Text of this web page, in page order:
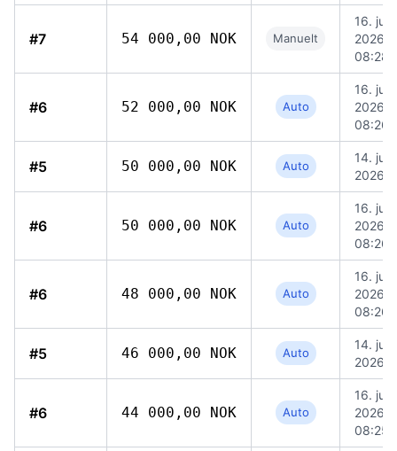
#7 54 000,00 NOK Manuelt
16. juni
2026,
08:28
#6 52 000,00 NOK Auto
16. juni
2026,
08:26
#5 50 000,00 NOK Auto
14. juni
2026,
#6 50 000,00 NOK Auto
16. juni
2026,
08:26
#6 48 000,00 NOK Auto
16. juni
2026,
08:26
#5 46 000,00 NOK Auto
14. juni
2026,
#6 44 000,00 NOK Auto
16. juni
2026,
08:25